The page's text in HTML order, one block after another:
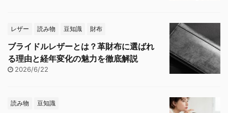
レザー 読み物 豆知識 財布
ブライドルレザーとは？革財布に選ばれ
る理由と経年変化の魅力を徹底解説
2026/6/22
読み物 豆知識